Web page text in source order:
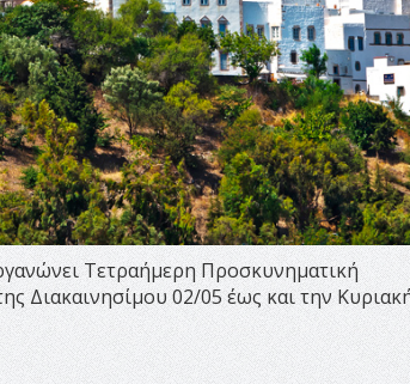
Τετραήμερη Προσκυνηματική
Διακαινησίμου 02/05 έως και την